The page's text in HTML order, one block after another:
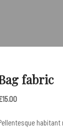
fabric
15.00